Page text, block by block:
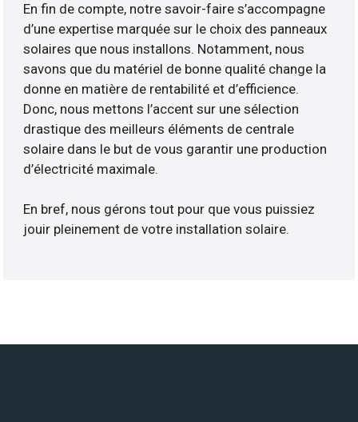
En fin de compte, notre savoir-faire s’accompagne
d’une expertise marquée sur le choix des panneaux
solaires que nous installons. Notamment, nous
savons que du matériel de bonne qualité change la
donne en matière de rentabilité et d’efficience.
Donc, nous mettons l’accent sur une sélection
drastique des meilleurs éléments de centrale
solaire dans le but de vous garantir une production
d’électricité maximale.
En bref, nous gérons tout pour que vous puissiez
jouir pleinement de votre installation solaire.